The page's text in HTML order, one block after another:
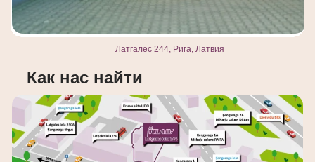
Латгалес 244, Рига, Латвия
Как нас найти